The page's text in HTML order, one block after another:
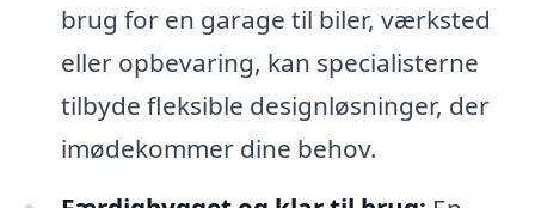
brug for en garage til biler, værksted
eller opbevaring, kan specialisterne
tilbyde fleksible designløsninger, der
imødekommer dine behov.